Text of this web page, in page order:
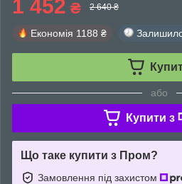
1 452 ₴ 2 640 ₴
Економія 1188 ₴
або
Купити з
Що таке купити з Пром?
Замовлення під захистом